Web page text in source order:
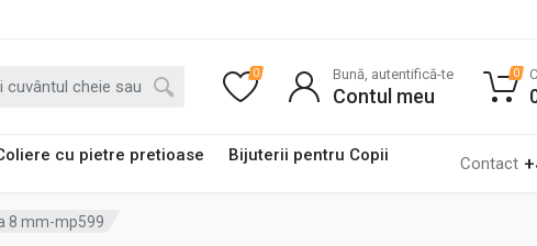
cu pietre pretioase
Bijuterii pentru Copii
Contact
0 Bună, autentifică-te
Contul meu
0
8 mm-mp599